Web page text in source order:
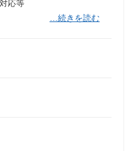
応等
…続きを読む